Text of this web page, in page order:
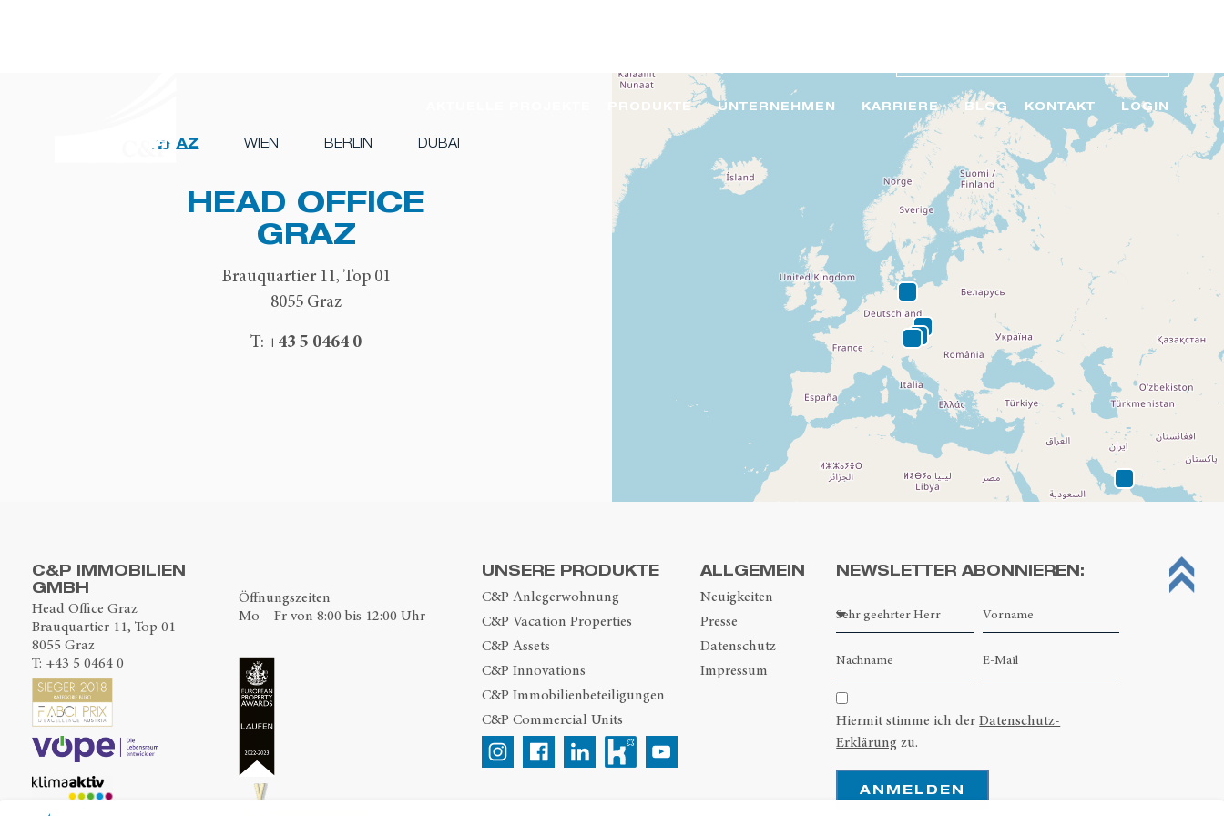
PRODUKTE UNTERNEHMEN KARRIERE BLOG KONTAKT LOGIN
GRAZ WIEN BERLIN DUBAI
HEAD OFFICE
GRAZ
Brauquartier 11, Top 01
8055 Graz
T: +43 5 0464 0
C&P IMMOBILIEN
GMBH
Head Office Graz
Brauquartier 11, Top 01
8055 Graz
T: +43 5 0464 0
Öffnungszeiten
Mo – Fr von 8:00 bis 12:00 Uhr
UNSERE PRODUKTE
C&P Anlegerwohnung
C&P Vacation Properties
C&P Assets
C&P Innovations
C&P Immobilienbeteiligungen
C&P Commercial Units
ALLGEMEIN
Neuigkeiten
Presse
Datenschutz
Impressum
NEWSLETTER ABONNIEREN:
Hiermit stimme ich derDatenschutz-
Erklärung zu.
ANMELDEN